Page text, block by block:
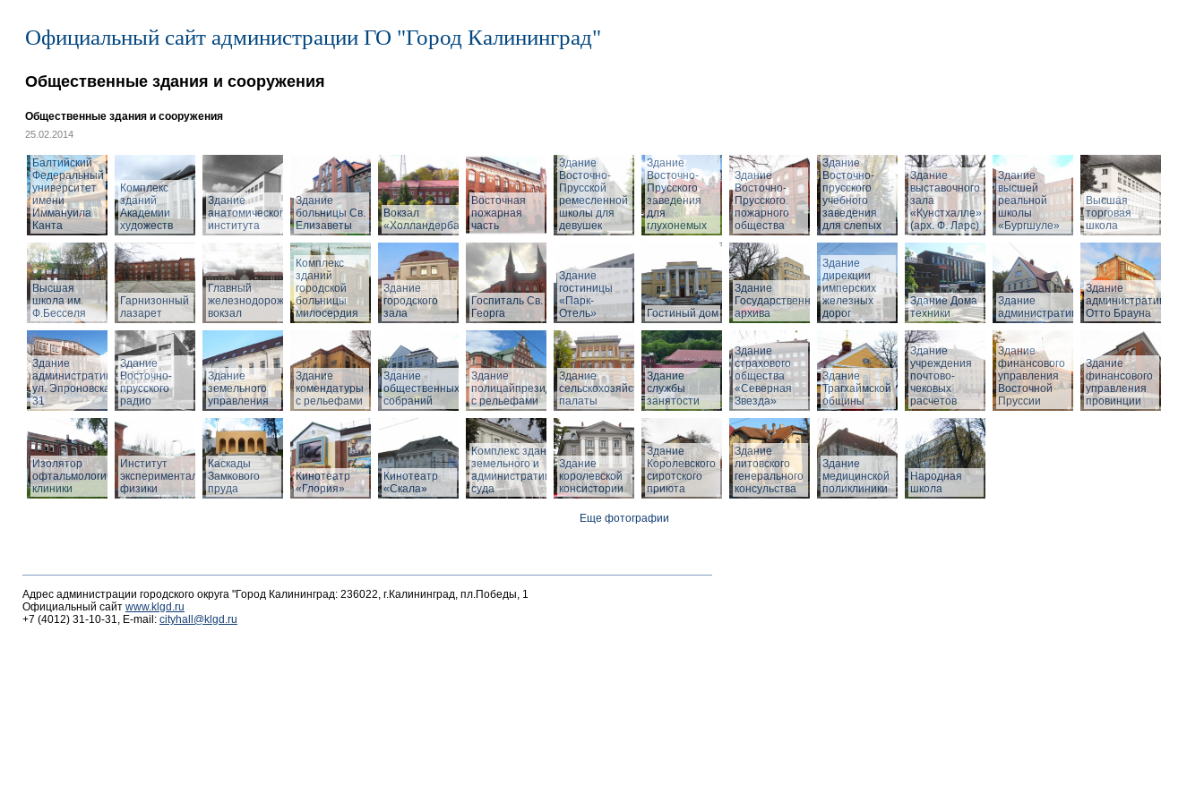
Официальный сайт администрации ГО "Город Калининград"
Общественные здания и сооружения
Общественные здания и сооружения
25.02.2014
Балтийский
Федеральный
университет
имени
Иммануила
Канта
Комплекс
зданий
Академии
художеств
Здание
анатомического
института
Здание
больницы Св.
Елизаветы
Вокзал
«Холландербаум»
Восточная
пожарная
часть
Здание
Восточно-
Прусской
ремесленной
школы для
девушек
Здание
Восточно-
Прусского
заведения
для
глухонемых
Здание
Восточно-
Прусского
пожарного
общества
Здание
Восточно-
прусского
учебного
заведения
для слепых
Здание
выставочного
зала
«Кунстхалле»
(арх. Ф. Ларс)
Здание
высшей
реальной
школы
«Бургшуле»
Высшая
торговая
школа
Высшая
школа им.
Ф.Бесселя
Гарнизонный
лазарет
Главный
железнодорожный
вокзал
Комплекс
зданий
городской
больницы
милосердия
Здание
городского
зала
Госпиталь Св.
Георга
Здание
гостиницы
«Парк-
Отель»
Гостиный дом
Здание
Государственного
архива
Здание
дирекции
имперских
железных
дорог
Здание Дома
техники
Здание
административное
Здание
административное
Отто Брауна
Здание
административное,
ул. Эпроновская,
31
Здание
Восточно-
прусского
радио
Здание
земельного
управления
Здание
комендатуры
с рельефами
Здание
общественных
собраний
Здание
полицайпрезидиума
с рельефами
Здание
сельскохозяйственной
палаты
Здание
службы
занятости
Здание
страхового
общества
«Северная
Звезда»
Здание
Трагхаймской
общины
Здание
учреждения
почтово-
чековых
расчетов
Здание
финансового
управления
Восточной
Пруссии
Здание
финансового
управления
провинции
Изолятор
офтальмологической
клиники
Институт
экспериментальной
физики
Каскады
Замкового
пруда
Кинотеатр
«Глория»
Кинотеатр
«Скала»
Комплекс зданий
земельного и
административного
суда
Здание
королевской
консистории
Здание
Королевского
сиротского
приюта
Здание
литовского
генерального
консульства
Здание
медицинской
поликлиники
Народная
школа
Еще фотографии
Адрес администрации городского округа "Город Калининград: 236022, г.Калининград, пл.Победы, 1
Официальный сайт www.klgd.ru
+7 (4012) 31-10-31, E-mail: cityhall@klgd.ru